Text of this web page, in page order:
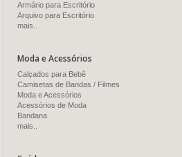
Armário para Escritório
Arquivo para Escritório
mais..
Moda e Acessórios
Calçados para Bebê
Camisetas de Bandas / Filmes
Moda e Acessórios
Acessórios de Moda
Bandana
mais..